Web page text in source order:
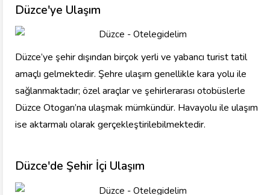
Düzce'ye Ulaşım
Düzce’ye şehir dışından birçok yerli ve yabancı turist tatil
amaçlı gelmektedir. Şehre ulaşım genellikle kara yolu ile
sağlanmaktadır; özel araçlar ve şehirlerarası otobüslerle
Düzce Otogarı’na ulaşmak mümkündür. Havayolu ile ulaşım
ise aktarmalı olarak gerçekleştirilebilmektedir.
Düzce'de Şehir İçi Ulaşım